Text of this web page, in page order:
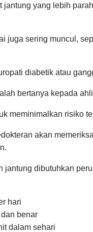
yang lebih
juga sering muncul,
diabetik atau
bertanya kepada
meminimalkan risiko
akan
dibutuhkan
hari
benar
dalam sehari